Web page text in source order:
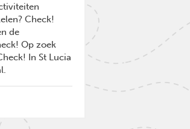
Check!
de
Op zoek
In St Lucia